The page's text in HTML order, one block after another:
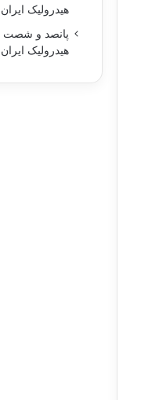
هيدروليک ايران
پانصد و شصت
هيدروليک ايران